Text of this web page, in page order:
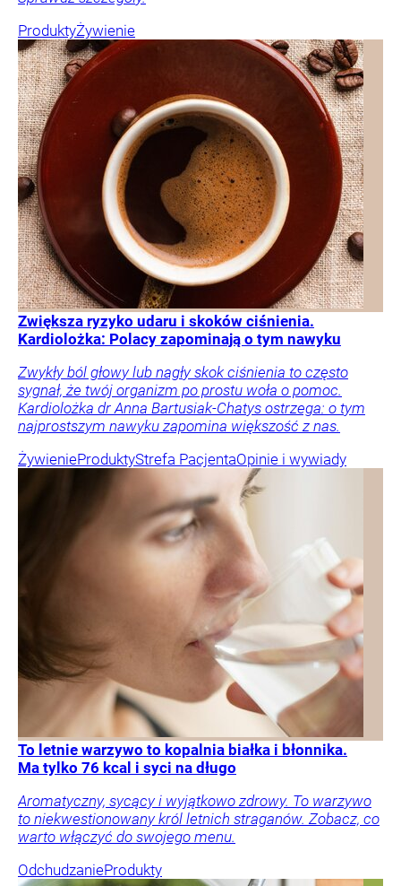
ProduktyŻywienie
Zwiększa ryzyko udaru i skoków ciśnienia.
Kardiolożka: Polacy zapominają o tym nawyku
Zwykły ból głowy lub nagły skok ciśnienia to często
sygnał, że twój organizm po prostu woła o pomoc.
Kardiolożka dr Anna Bartusiak-Chatys ostrzega: o tym
najprostszym nawyku zapomina większość z nas.
ŻywienieProduktyStrefa PacjentaOpinie i wywiady
To letnie warzywo to kopalnia białka i błonnika.
Ma tylko 76 kcal i syci na długo
Aromatyczny, sycący i wyjątkowo zdrowy. To warzywo
to niekwestionowany król letnich straganów. Zobacz, co
warto włączyć do swojego menu.
OdchudzanieProdukty